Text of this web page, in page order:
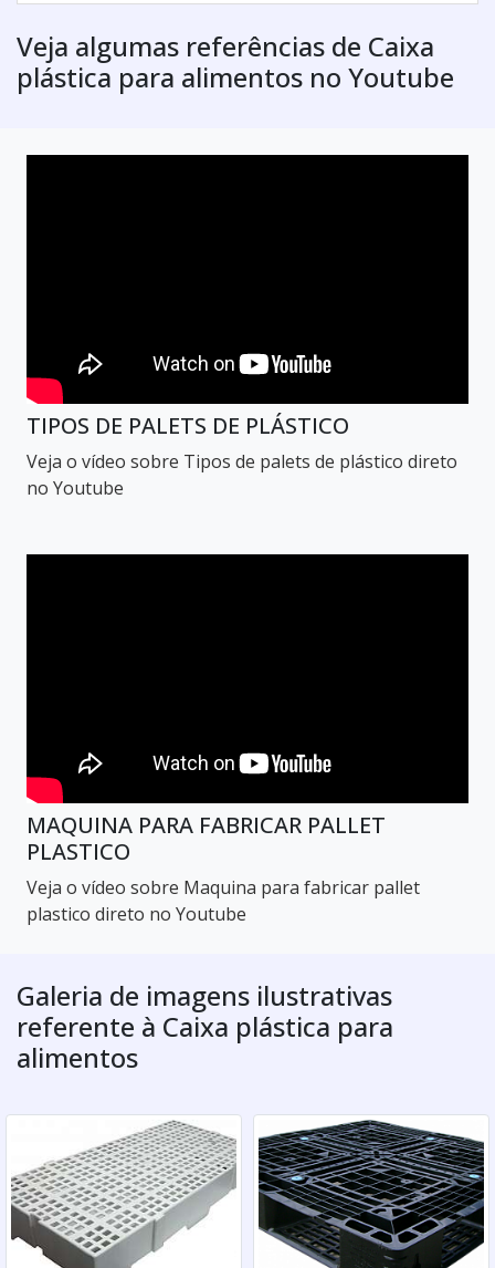
Veja algumas referências de Caixa
plástica para alimentos no Youtube
TIPOS DE PALETS DE PLÁSTICO
Veja o vídeo sobre Tipos de palets de plástico direto
no Youtube
MAQUINA PARA FABRICAR PALLET
PLASTICO
Veja o vídeo sobre Maquina para fabricar pallet
plastico direto no Youtube
Galeria de imagens ilustrativas
referente à Caixa plástica para
alimentos